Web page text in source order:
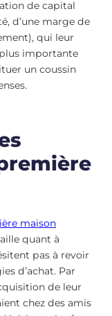
de capital
d’une marge de
qui leur
importante
un coussin
maison
quant à
pas à revoir
d’achat. Par
de leur
chez des amis